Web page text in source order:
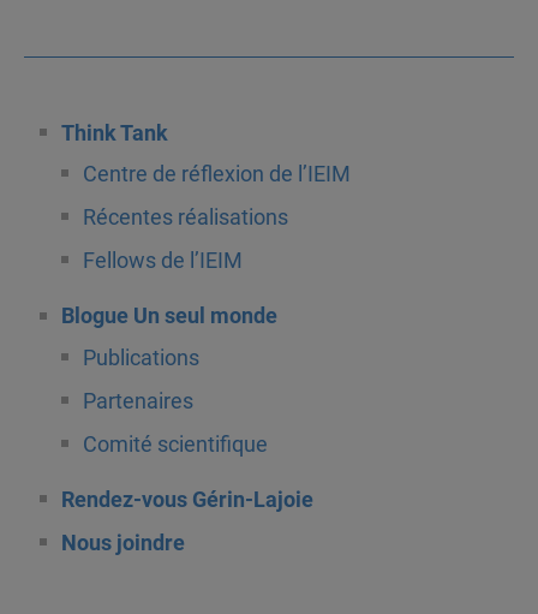
Think Tank
Centre de réflexion de l’IEIM
Récentes réalisations
Fellows de l’IEIM
Blogue Un seul monde
Publications
Partenaires
Comité scientifique
Rendez-vous Gérin-Lajoie
Nous joindre